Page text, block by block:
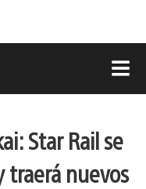
Star Rail se
traerá nuevos